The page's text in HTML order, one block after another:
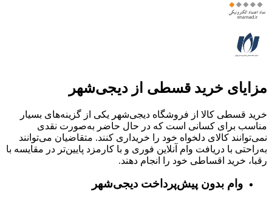
مزایای خرید قسطی از دیجی‌شهر
خرید قسطی کالا از فروشگاه دیجی‌شهر یکی از گزینه‌های بسیار
مناسب برای کسانی است که در حال حاضر به‌صورت نقدی
نمی‌توانند کالای دلخواه خود را خریداری کنند. متقاضیان می‌توانند
به‌راحتی با دریافت وام آنلاین فوری و با کارمزد پایین‌تر در مقایسه با
رقبا، خرید اقساطی خود را انجام دهند.
وام بدون پیش‌پرداخت‌ دیجی‌شهر